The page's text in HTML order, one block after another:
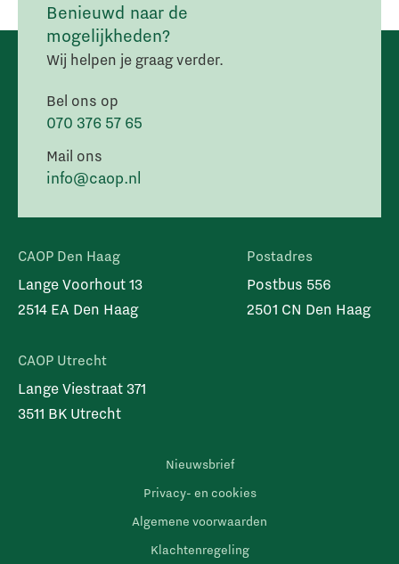
Benieuwd naar de
mogelijkheden?
Wij helpen je graag verder.
Bel ons op
070 376 57 65
Mail ons
info@caop.nl
CAOP Den Haag
Lange Voorhout 13
2514 EA Den Haag
CAOP Utrecht
Lange Viestraat 371
3511 BK Utrecht
Postadres
Postbus 556
2501 CN Den Haag
Nieuwsbrief
Privacy- en cookies
Algemene voorwaarden
Klachtenregeling